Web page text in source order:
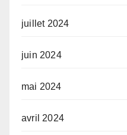
juillet 2024
juin 2024
mai 2024
avril 2024